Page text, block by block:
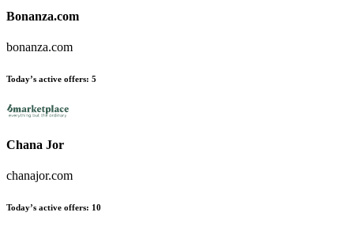
Bonanza.com
bonanza.com
Today’s active offers: 5
Chana Jor
chanajor.com
Today’s active offers: 10